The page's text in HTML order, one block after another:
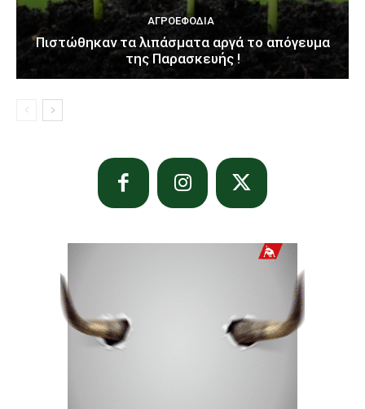
ΑΓΡΟΕΦΌΔΙΑ
Πιστώθηκαν τα λιπάσματα αργά το απόγευμα
της Παρασκευής !